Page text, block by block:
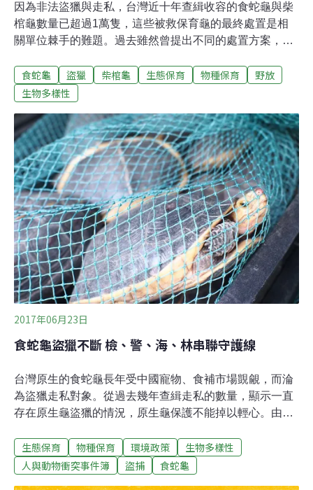
因為非法盜獵與走私，台灣近十年查緝收容的食蛇龜與柴
棺龜數量已超過1萬隻，這些被救保育龜的最終處置是相
關單位棘手的難題。過去雖然曾提出不同的處置方案，包
收容、進行商業人工繁養殖試驗利用、提供學術機構研究
使用、配合宗教團體智慧放生、野放回自然環境補充或重
龜，所有保育或保護措施應以野生族群的存續為重點，在
長期沈重的收容壓力下，疏散密度過高或數量過多的收容
動物，實有其必要性與急迫性，仍需考量是否符合對野生
族群保育有利的大方向。基於保育目的進行野生龜類的野
放，是複雜且昂貴的過程！如果目的只是為了處置查緝收
容動物，當然又是另一回事。最近美國海軍陸戰隊為了遷
移一處訓練基地內1千多隻陸龜，預計要用5千萬美金（15
億台幣）經費及監測30年，以確保移地野放後的陸龜可以
適應新環境，並成功建立具有生態功能的族群。把
食蛇龜 盜獵 柴棺龜 生態保育 物種保育
野放
生物多樣性
2017年06月23日
食蛇龜盜獵不斷 檢、警、海、林串聯守護線
台灣原生的食蛇龜長年受中國寵物、食補市場覬覦，而淪
為盜獵走私對象。從過去幾年查緝走私的數量，顯示一直
存在原生龜盜獵的情況，原生龜保護不能掉以輕心。由檢
攔截走私，查獲高達1638隻食蛇龜，而最後有1500多隻獲
救倖存。檢警海固守最後防線 攔截成功靠長期監測海巡署
生態保育 物種保育 環境政策
生物多樣性
人與動物衝突事件簿
盜捕 食蛇龜